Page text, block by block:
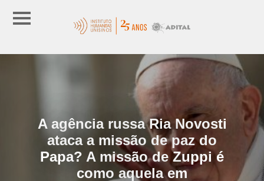
A agência russa Ria Novosti
ataca a missão de paz do
Papa? A missão de Zuppi é
como aquela em